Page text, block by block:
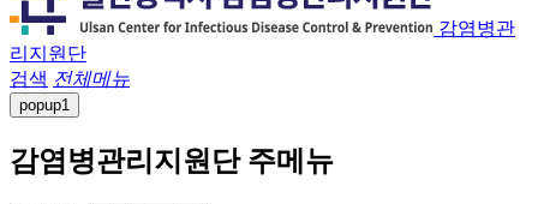
감염병관
리지원단
검색 전체메뉴
popup1
감염병관리지원단 주메뉴